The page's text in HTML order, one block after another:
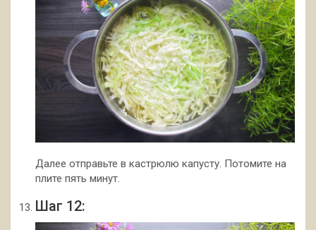
Далее отправьте в кастрюлю капусту. Потомите на
плите пять минут.
Шаг 12: